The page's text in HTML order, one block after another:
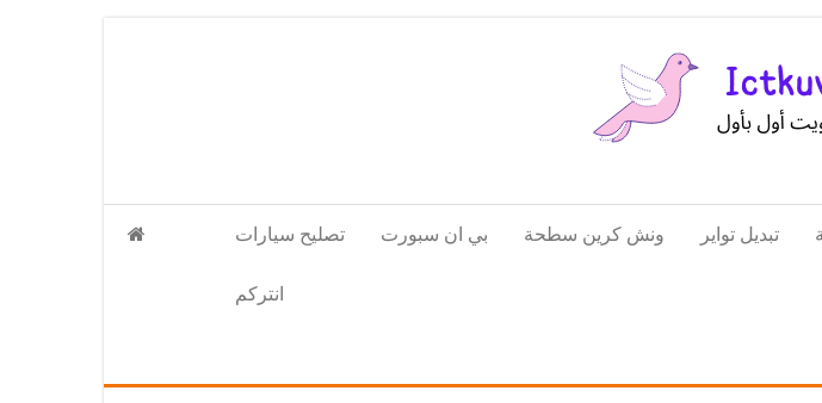
الكويت
تكنولوجيا
المعلومات
تصليح سيارات بي ان سبورت ونش كرين سطحة تبديل تواير
انتركم